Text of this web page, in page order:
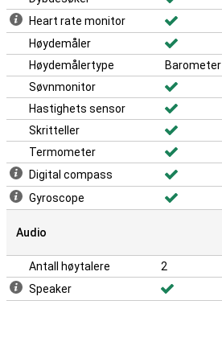
Heart rate monitor
Høydemåler
Høydemålertype
Barometer
Søvnmonitor
Hastighets sensor
Skritteller
Termometer
Digital compass
Gyroscope
Audio
Antall høytalere
2
Speaker